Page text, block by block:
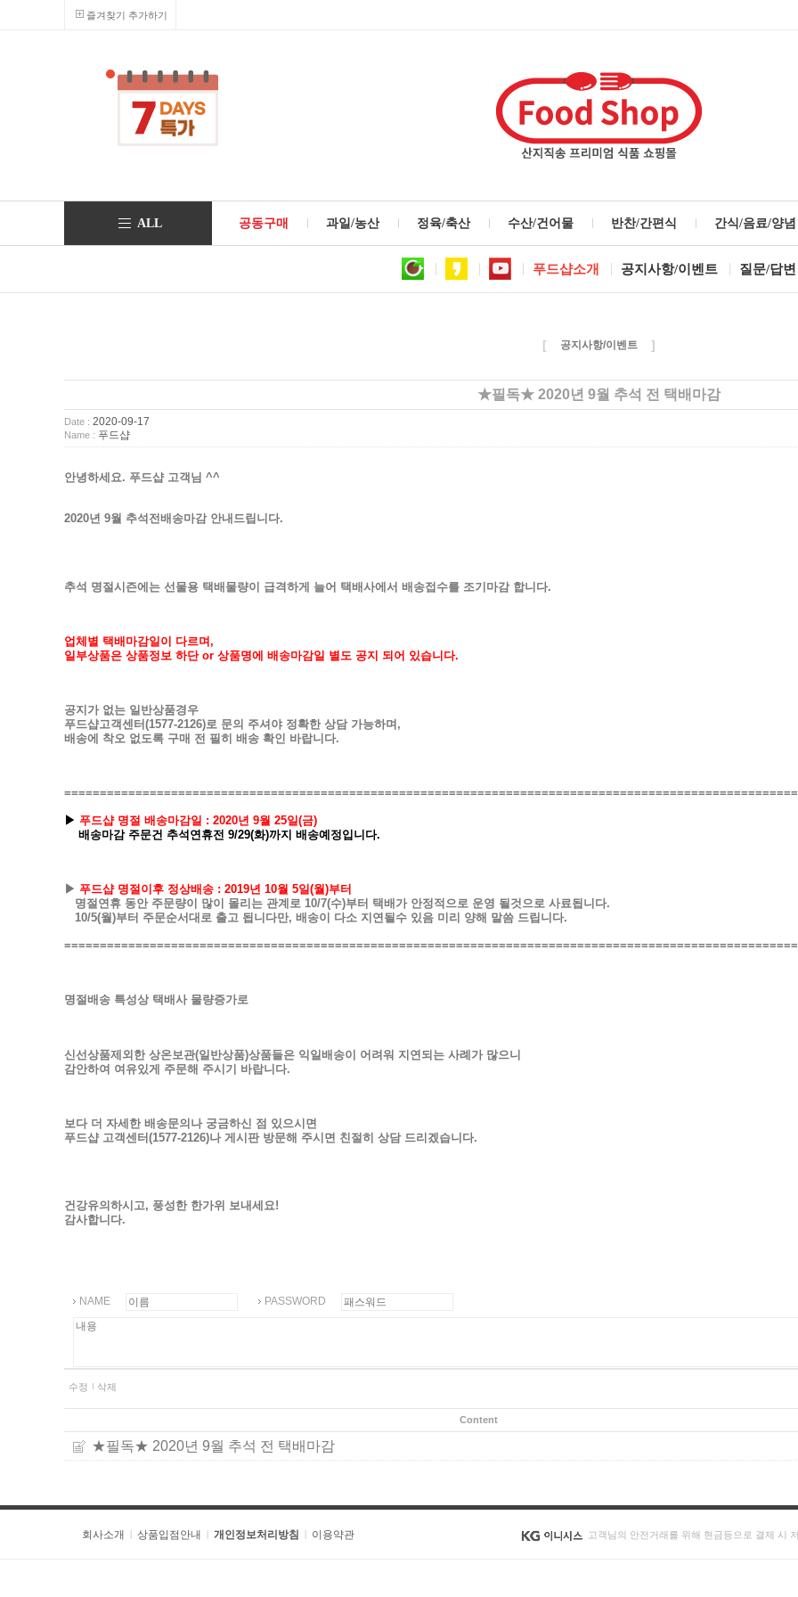
즐겨찾기 추가하기
ALL 공동구매 과일/농산 정육/축산 수산/건어물 반찬/간편식 간식/음료/양념
푸드샵소개 공지사항/이벤트 질문/답변
[ 공지사항/이벤트 ]
★필독★ 2020년 9월 추석 전 택배마감
Date : 2020-09-17
Name : 푸드샵
안녕하세요. 푸드샵 고객님 ^^
2020년 9월 추석전배송마감 안내드립니다.
추석 명절시즌에는 선물용 택배물량이 급격하게 늘어 택배사에서 배송접수를 조기마감 합니다.
업체별 택배마감일이 다르며,
일부상품은 상품정보 하단 or 상품명에 배송마감일 별도 공지 되어 있습니다.
공지가 없는 일반상품경우
푸드샵고객센터(1577-2126)로 문의 주셔야 정확한 상담 가능하며,
배송에 착오 없도록 구매 전 필히 배송 확인 바랍니다.
▶ 푸드샵 명절 배송마감일 : 2020년 9월 25일(금)
배송마감 주문건 추석연휴전 9/29(화)까지 배송예정입니다.
▶ 푸드샵 명절이후 정상배송 : 2019년 10월 5일(월)부터
명절연휴 동안 주문량이 많이 몰리는 관계로 10/7(수)부터 택배가 안정적으로 운영 될것으로 사료됩니다.
10/5(월)부터 주문순서대로 출고 됩니다만, 배송이 다소 지연될수 있음 미리 양해 말씀 드립니다.
명절배송 특성상 택배사 물량증가로
신선상품제외한 상온보관(일반상품)상품들은 익일배송이 어려워 지연되는 사례가 많으니
감안하여 여유있게 주문해 주시기 바랍니다.
보다 더 자세한 배송문의나 궁금하신 점 있으시면
푸드샵 고객센터(1577-2126)나 게시판 방문해 주시면 친절히 상담 드리겠습니다.
건강유의하시고, 풍성한 한가위 보내세요!
감사합니다.
NAME PASSWORD
수정 삭제
Content
★필독★ 2020년 9월 추석 전 택배마감
회사소개 | 상품입점안내 | 개인정보처리방침 | 이용약관 고객님의 안전거래를 위해 현금등으로 결제 시